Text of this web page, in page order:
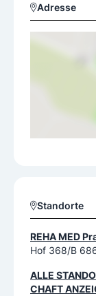
Adresse
Standorte
REHA MED
Hof 368/B
ALLE
CHAFT